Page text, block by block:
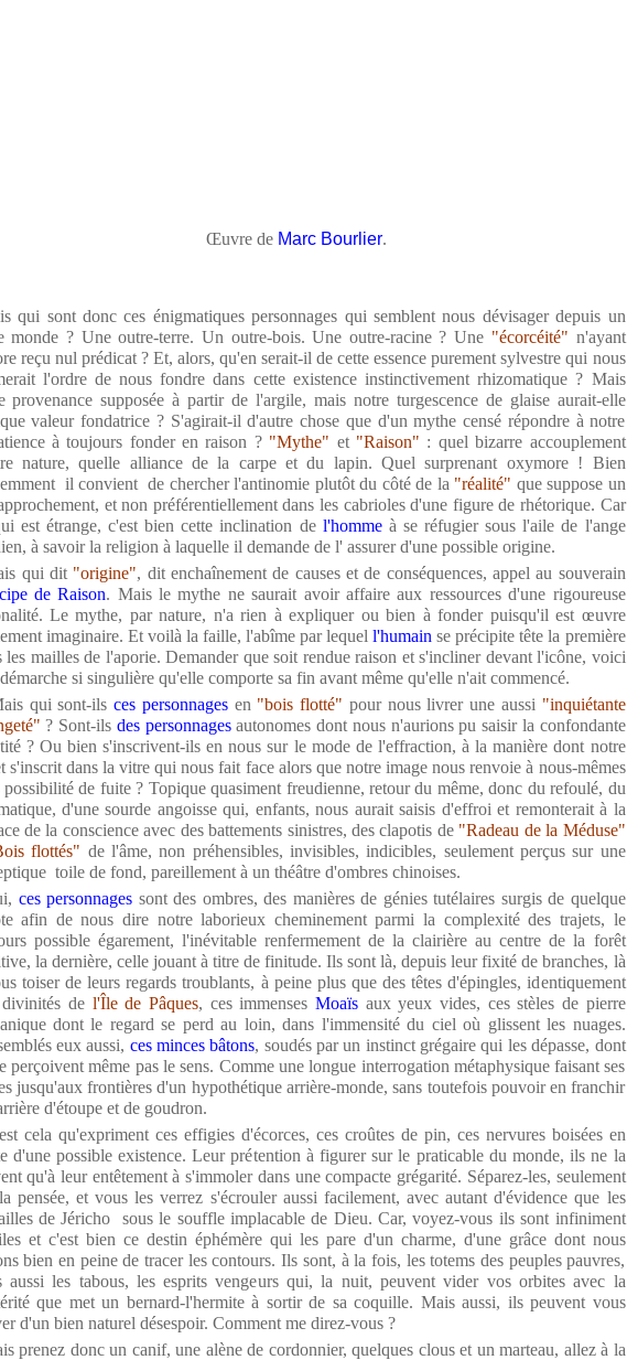
Œuvre de Marc Bourlier.
qui sont donc ces énigmatiques personnages qui semblent nous dévisager depuis un
monde ? Une outre-terre. Un outre-bois. Une outre-racine ? Une "écorcéité" n'ayant
reçu nul prédicat ? Et, alors, qu'en serait-il de cette essence purement sylvestre qui nous
l'ordre de nous fondre dans cette existence instinctivement rhizomatique ? Mais
provenance supposée à partir de l'argile, mais notre turgescence de glaise aurait-elle
valeur fondatrice ? S'agirait-il d'autre chose que d'un mythe censé répondre à notre
à toujours fonder en raison ? "Mythe" et "Raison" : quel bizarre accouplement
nature, quelle alliance de la carpe et du lapin. Quel surprenant oxymore ! Bien
il convient de chercher l'antinomie plutôt du côté de la "réalité" que suppose un
et non préférentiellement dans les cabrioles d'une figure de rhétorique. Car
est étrange, c'est bien cette inclination de l'homme à se réfugier sous l'aile de l'ange
à savoir la religion à laquelle il demande de l' assurer d'une possible origine.
qui dit "origine", dit enchaînement de causes et de conséquences, appel au souverain
de Raison. Mais le mythe ne saurait avoir affaire aux ressources d'une rigoureuse
Le mythe, par nature, n'a rien à expliquer ou bien à fonder puisqu'il est œuvre
imaginaire. Et voilà la faille, l'abîme par lequell'humain se précipite tête la première
les mailles de l'aporie. Demander que soit rendue raison et s'incliner devant l'icône, voici
si singulière qu'elle comporte sa fin avant même qu'elle n'ait commencé.
qui sont-ils ces personnagesen "bois flotté" pour nous livrer une aussi "inquiétante
? Sont-ils des personnagesautonomes dont nous n'aurions pu saisir la confondante
? Ou bien s'inscrivent-ils en nous sur le mode de l'effraction, à la manière dont notre
s'inscrit dans la vitre qui nous fait face alors que notre image nous renvoie à nous-mêmes
possibilité de fuite ? Topique quasiment freudienne, retour du même, donc du refoulé, du
d'une sourde angoisse qui, enfants, nous aurait saisis d'effroi et remonterait à la
de la conscience avec des battements sinistres, des clapotis de "Radeau de la Méduse"
flottés" de l'âme, non préhensibles, invisibles, indicibles, seulement perçus sur une
toile de fond, pareillement à un théâtre d'ombres chinoises.
ces personnages sont des ombres, des manières de génies tutélaires surgis de quelque
afin de nous dire notre laborieux cheminement parmi la complexité des trajets, le
possible égarement, l'inévitable renfermement de la clairière au centre de la forêt
la dernière, celle jouant à titre de finitude. Ils sont là, depuis leur fixité de branches, là
toiser de leurs regards troublants, à peine plus que des têtes d'épingles, identiquement
de l'Île de Pâques, ces immenses Moaïsaux yeux vides, ces stèles de pierre
dont le regard se perd au loin, dans l'immensité du ciel où glissent les nuages.
eux aussi, ces minces bâtons, soudés par un instinct grégaire qui les dépasse, dont
perçoivent même pas le sens. Comme une longue interrogation métaphysique faisant ses
jusqu'aux frontières d'un hypothétique arrière-monde, sans toutefois pouvoir en franchir
d'étoupe et de goudron.
cela qu'expriment ces effigies d'écorces, ces croûtes de pin, ces nervures boisées en
d'une possible existence. Leur prétention à figurer sur le praticable du monde, ils ne la
qu'à leur entêtement à s'immoler dans une compacte grégarité. Séparez-les, seulement
pensée, et vous les verrez s'écrouler aussi facilement, avec autant d'évidence que les
de Jéricho sous le souffle implacable de Dieu. Car, voyez-vous ils sont infiniment
et c'est bien ce destin éphémère qui les pare d'un charme, d'une grâce dont nous
bien en peine de tracer les contours. Ils sont, à la fois, les totems des peuples pauvres,
aussi les tabous, les esprits vengeurs qui, la nuit, peuvent vider vos orbites avec la
que met un bernard-l'hermite à sortir de sa coquille. Mais aussi, ils peuvent vous
d'un bien naturel désespoir. Comment me direz-vous ?
prenez donc un canif, une alène de cordonnier, quelques clous et un marteau, allez à la